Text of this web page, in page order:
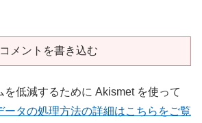
コメントを書き込む
を低減するために Akismet を使って
ータの処理方法の詳細はこちらをご覧